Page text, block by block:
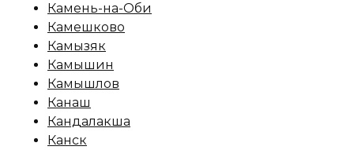
Камень-на-Оби
Камешково
Камызяк
Камышин
Камышлов
Канаш
Кандалакша
Канск